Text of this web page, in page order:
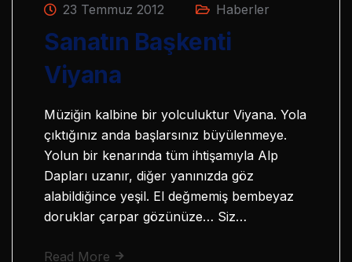
23 Temmuz 2012 Haberler
Sanatın Başkenti
Viyana
Müziğin kalbine bir yolculuktur Viyana. Yola
çıktığınız anda başlarsınız büyülenmeye.
Yolun bir kenarında tüm ihtişamıyla Alp
Dapları uzanır, diğer yanınızda göz
alabildiğince yeşil. El değmemiş bembeyaz
doruklar çarpar gözünüze… Siz…
Read More